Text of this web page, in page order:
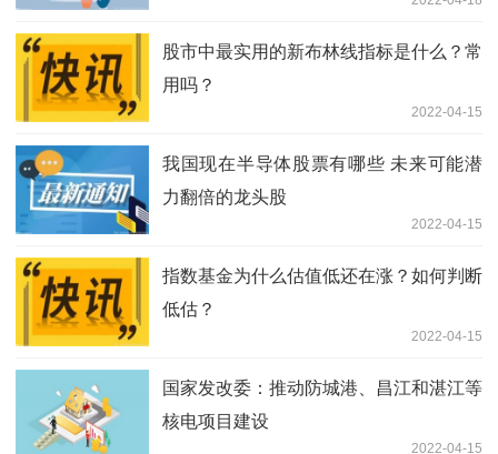
股市中最实用的新布林线指标是什么？常
用吗？
2022-04-15
我国现在半导体股票有哪些 未来可能潜
力翻倍的龙头股
2022-04-15
指数基金为什么估值低还在涨？如何判断
低估？
2022-04-15
国家发改委：推动防城港、昌江和湛江等
核电项目建设
2022-04-15